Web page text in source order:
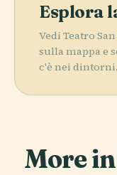
Esplora
Vedi Teatro
sulla mappa e
c'è nei dintorni.
More in